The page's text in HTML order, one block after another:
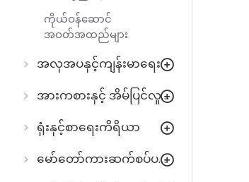
ကိုယ်ဝန်ဆောင်
အဝတ်အထည်များ
အလှအပနှင့်ကျန်းမာရေး
အားကစားနှင့် အိမ်ပြင်လှုပ်ရှားမှု
ရုံးနှင့်စာရေးကိရိယာ
မော်တော်ကားဆက်စပ်ပစ္စည်းများ